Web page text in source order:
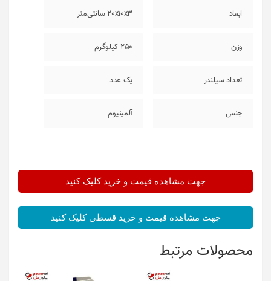
ابعاد 20x10x3 سانتی‌متر
وزن 250 کیلوگرم
تعداد سیلندر یک عدد
جنس آلمینیوم
جهت مشاهده قیمت و خرید کلیک کنید
جهت مشاهده قیمت و خرید قسطی کلیک کنید
محصولات مرتبط